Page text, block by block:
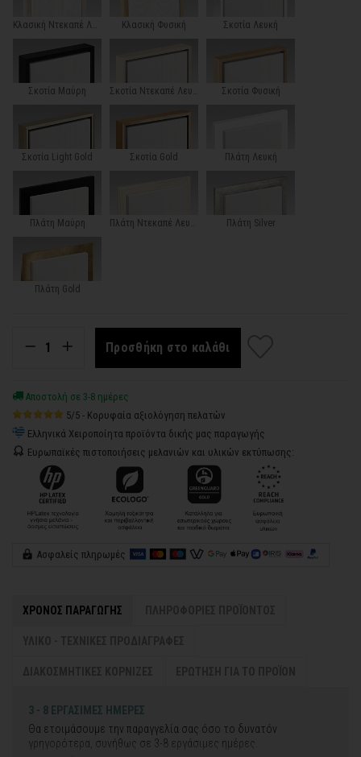
Κλασική Φυσική Σκοτία Λευκή
Σκοτία Μαύρη Σκοτία Φυσική
Σκοτία Light Gold Σκοτία Gold Πλάτη Λευκή
Πλάτη Μαύρη Πλάτη Silver
Πλάτη Gold
Προσθήκη στο καλάθι
Αποστολή σε 3-8 ημέρες
5/5 - Κορυφαία αξιολόγηση πελατών
Ελληνικά Χειροποίητα προϊόντα δικής μας παραγωγής
Ευρωπαϊκές πιστοποιήσεις μελανιών και υλικών εκτύπωσης:
Ασφαλείς πληρωμές
ΧΡΟΝΟΣ ΠΑΡΑΓΩΓΗΣ
3 - 8 ΕΡΓΑΣΙΜΕΣ ΗΜΕΡΕΣ
Θα ετοιμάσουμε την παραγγελία σας όσο το δυνατόν
γρηγορότερα, συνήθως σε 3-8 εργάσιμες ημέρες.